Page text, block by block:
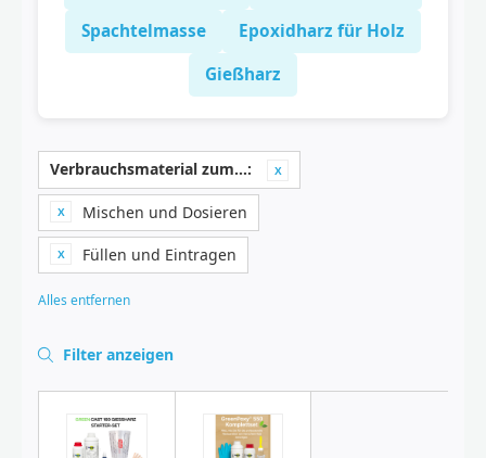
Spachtelmasse
Epoxidharz für Holz
Gießharz
Verbrauchsmaterial zum…:
Mischen und Dosieren
Füllen und Eintragen
Alles entfernen
Filter anzeigen